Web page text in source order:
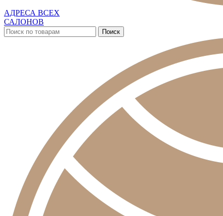
АДРЕСА ВСЕХ
САЛОНОВ